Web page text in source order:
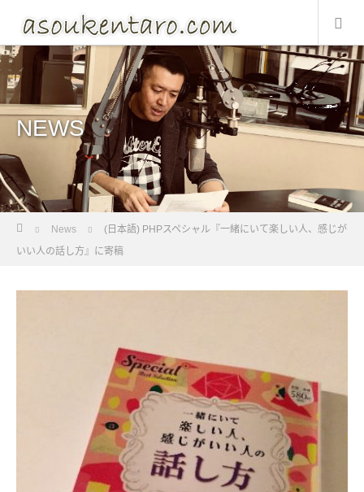
NEWS
News
(日本語) PHPスペシャル『一緒にいて楽しい人、感じが
いい人の話し方』に寄稿